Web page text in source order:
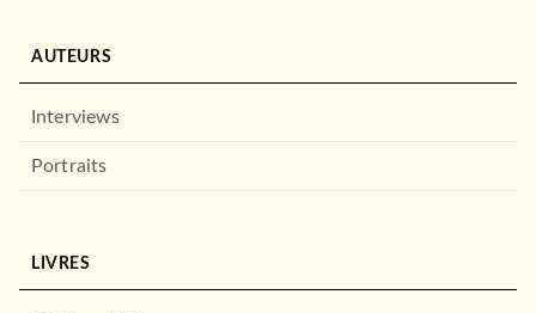
AUTEURS
Interviews
Portraits
LIVRES